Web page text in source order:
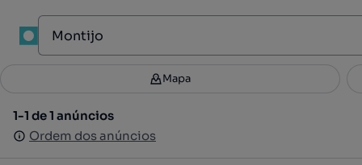
Filtros 4
1-1 de 1 anúncios
Ordem dos anúncios
Mapa
1-1 de 1 anúncios
Ordem dos anúncios